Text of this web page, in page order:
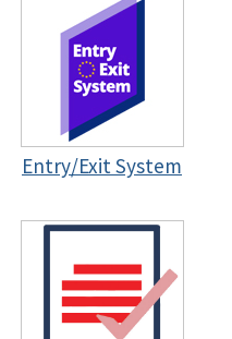
Entry/Exit System